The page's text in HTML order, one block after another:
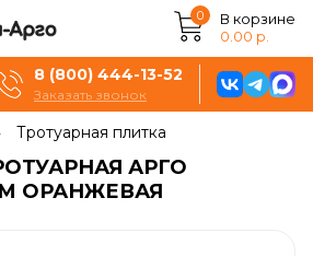
0
В корзине
0.00 р.
8 (800) 444-13-52
Заказать звонок
Тротуарная плитка
АРГО
ОРАНЖЕВАЯ